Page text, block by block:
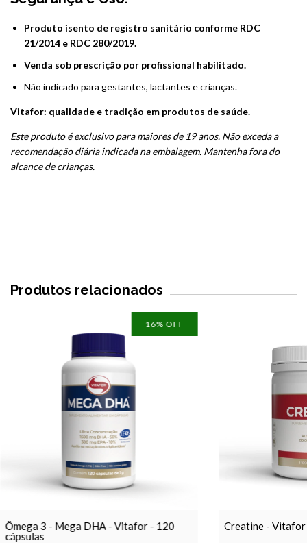
Produto isento de registro sanitário conforme RDC
21/2014 e RDC 280/2019.
Venda sob prescrição por profissional habilitado.
Não indicado para gestantes, lactantes e crianças.
Vitafor: qualidade e tradição em produtos de saúde.
Este produto é exclusivo para maiores de 19 anos. Não exceda a
recomendação diária indicada na embalagem. Mantenha fora do
alcance de crianças.
Produtos relacionados
16% OFF
Ômega 3 - Mega DHA - Vitafor - 120
cápsulas
Creatine -